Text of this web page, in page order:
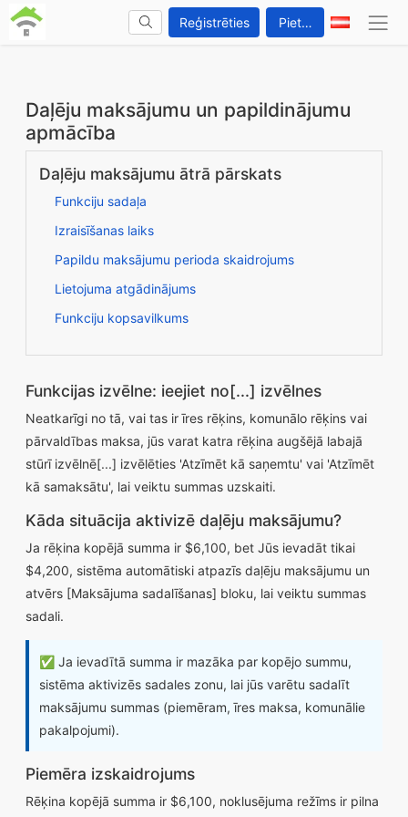
Reģistrēties Pieteikties
Daļēju maksājumu un papildinājumu
apmācība
Daļēju maksājumu ātrā pārskats
Funkciju sadaļa
Izraisīšanas laiks
Papildu maksājumu perioda skaidrojums
Lietojuma atgādinājums
Funkciju kopsavilkums
Funkcijas izvēlne: ieejiet no[...] izvēlnes
Neatkarīgi no tā, vai tas ir īres rēķins, komunālo rēķins vai
pārvaldības maksa, jūs varat katra rēķina augšējā labajā
stūrī izvēlnē[...] izvēlēties 'Atzīmēt kā saņemtu' vai 'Atzīmēt
kā samaksātu', lai veiktu summas uzskaiti.
Kāda situācija aktivizē daļēju maksājumu?
Ja rēķina kopējā summa ir $6,100, bet Jūs ievadāt tikai
$4,200, sistēma automātiski atpazīs daļēju maksājumu un
atvērs [Maksājuma sadalīšanas] bloku, lai veiktu summas
sadali.
✅ Ja ievadītā summa ir mazāka par kopējo summu,
sistēma aktivizēs sadales zonu, lai jūs varētu sadalīt
maksājumu summas (piemēram, īres maksa, komunālie
pakalpojumi).
Piemēra izskaidrojums
Rēķina kopējā summa ir $6,100, noklusējuma režīms ir pilna